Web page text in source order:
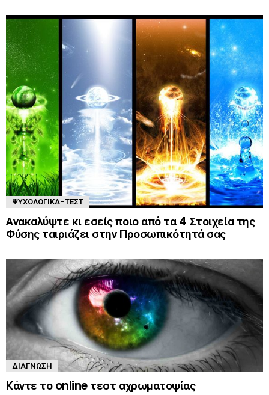
ΨΥΧΟΛΟΓΙΚΆ-ΤΈΣΤ
Ανακαλύψτε κι εσείς ποιο από τα 4 Στοιχεία της
Φύσης ταιριάζει στην Προσωπικότητά σας
ΔΙΆΓΝΩΣΗ
Kάντε το online τεστ αχρωματοψίας